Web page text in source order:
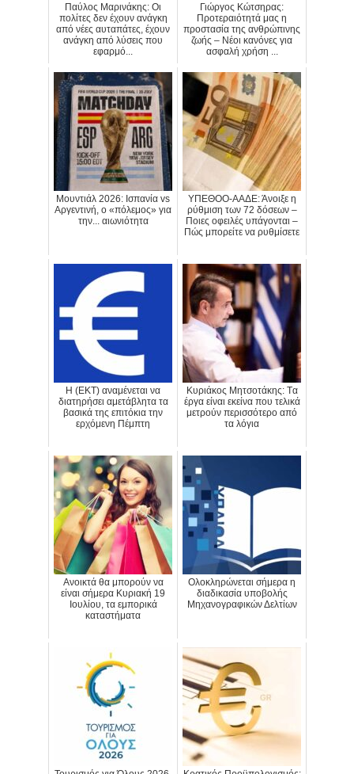
Παύλος Μαρινάκης: Οι
πολίτες δεν έχουν ανάγκη
από νέες αυταπάτες, έχουν
ανάγκη από λύσεις που
εφαρμό...
Γιώργος Κώτσηρας:
Προτεραιότητά μας η
προστασία της ανθρώπινης
ζωής – Νέοι κανόνες για
ασφαλή χρήση ...
Μουντιάλ 2026: Ισπανία vs
Αργεντινή, ο «πόλεμος» για
την... αιωνιότητα
ΥΠΕΘΟΟ-ΑΑΔΕ: Άνοιξε η
ρύθμιση των 72 δόσεων –
Ποιες οφειλές υπάγονται –
Πώς μπορείτε να ρυθμίσετε
H (ΕΚΤ) αναμένεται να
διατηρήσει αμετάβλητα τα
βασικά της επιτόκια την
ερχόμενη Πέμπτη
Κυριάκος Μητσοτάκης: Tα
έργα είναι εκείνα που τελικά
μετρούν περισσότερο από
τα λόγια
Ανοικτά θα μπορούν να
είναι σήμερα Κυριακή 19
Ιουλίου, τα εμπορικά
καταστήματα
Ολοκληρώνεται σήμερα η
διαδικασία υποβολής
Μηχανογραφικών Δελτίων